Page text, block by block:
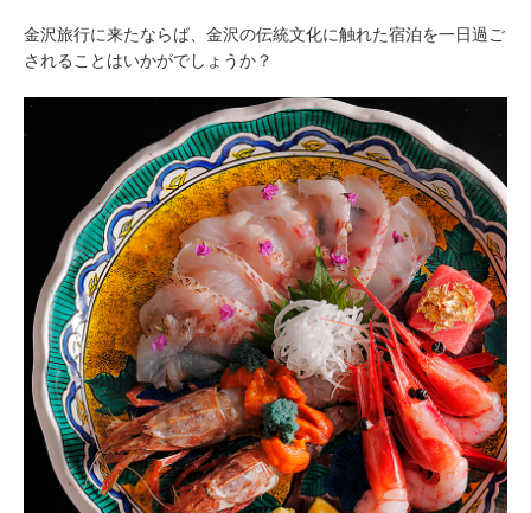
金沢旅行に来たならば、金沢の伝統文化に触れた宿泊を一日過ご
されることはいかがでしょうか？